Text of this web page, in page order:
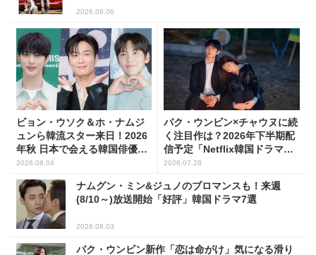
2026.08.06
ビョン・ウソク＆ホ・ナムジ
ュンら韓流スター来日！2026
年秋 日本で会える韓国俳優10
人
2026.08.04
パク・ウンビン×チャウヌに続
く注目作は？2026年下半期配
信予定「Netflix韓国ドラマ」8
選
2026.07.28
ナムグン・ミン&ジュノのブロマンスも！来週
(8/10～)放送開始「好評」韓国ドラマ7選
2026.08.03
パク・ウンビン新作「恋は命がけ」気になる滑り